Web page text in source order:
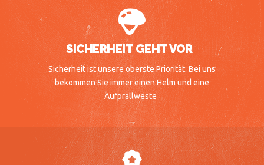
SICHERHEIT GEHT VOR
Sicherheit ist unsere oberste Priorität. Bei uns
bekommen Sie immer einen Helm und eine
Aufprallweste